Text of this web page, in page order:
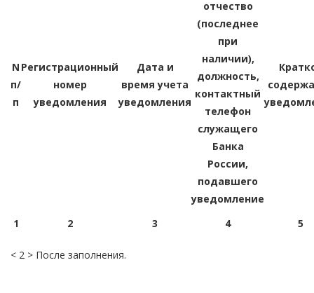
N
п/
п
Регистрационный
номер
уведомления
Дата и
время учета
уведомления
отчество
(последнее
при
наличии),
должность,
контактный
телефон
служащего
Банка
России,
подавшего
уведомление
1 2 3 4 5
< 2 > После заполнения.